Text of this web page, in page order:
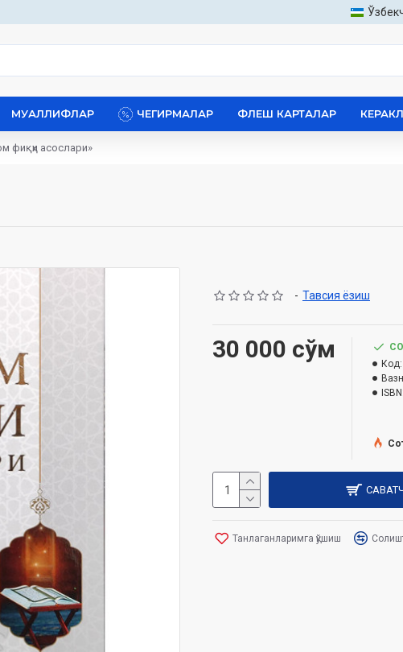
МУАЛЛИФЛАР ЧЕГИРМАЛАР ФЛЕШ КАРТАЛАР
фиқҳи асослари»
- Тавсия ёзиш
30 000 сўм
Код:
ISBN:
Танлаганларимга қўшиш